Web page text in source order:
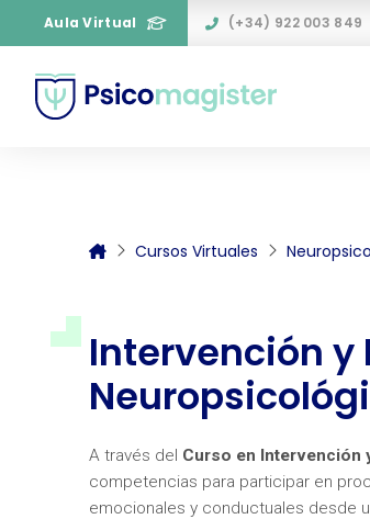
Aula Virtual (+34) 922 003 849
Cursos Virtuales
Intervención
A través del Curso en Intervención
competencias para participar en
emocionales y conductuales desde